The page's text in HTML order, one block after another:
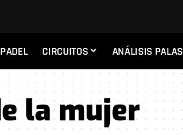
CIRCUITOS ANÁLISIS PALAS
la mujer